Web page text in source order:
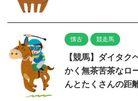
懐古 競走馬
【競馬】ダイタク
かく無茶苦茶なロ
んとたくさんの距